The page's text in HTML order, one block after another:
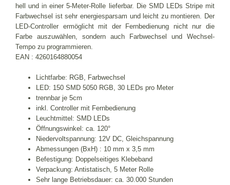
hell und in einer 5-Meter-Rolle lieferbar. Die SMD LEDs Stripe mit
Farbwechsel ist sehr energiesparsam und leicht zu montieren. Der
LED-Controller ermöglicht mit der Fernbedienung nicht nur die
Farbe auszuwählen, sondern auch Farbwechsel und Wechsel-
Tempo zu programmieren.
EAN : 4260164880054
Lichtfarbe: RGB, Farbwechsel
LED: 150 SMD 5050 RGB, 30 LEDs pro Meter
trennbar je 5cm
inkl. Controller mit Fernbedienung
Leuchtmittel: SMD LEDs
Öffnungswinkel: ca. 120°
Niedervoltspannung: 12V DC, Gleichspannung
Abmessungen (BxH) : 10 mm x 3,5 mm
Befestigung: Doppelseitiges Klebeband
Verpackung: Antistatisch, 5 Meter Rolle
Sehr lange Betriebsdauer: ca. 30.000 Stunden